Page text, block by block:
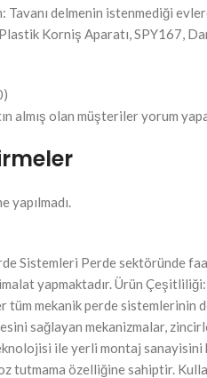
Tavanı delmenin istenmediği
Korniş Aparatı, SPY167,
yapılmadı.
almış olan müşteriler yorum
Sistemleri Perde sektöründe
yapmaktadır. Ürün
tüm mekanik perde sistemlerinin
sağlayan mekanizmalar,
ile yerli montaj sanayisini
tutmama özelliğine sahiptir.